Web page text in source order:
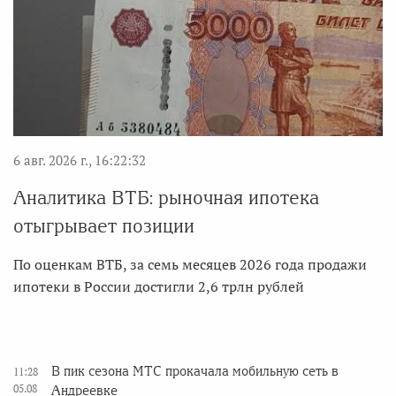
6 авг. 2026 г., 16:22:32
Аналитика ВТБ: рыночная ипотека
отыгрывает позиции
По оценкам ВТБ, за семь месяцев 2026 года продажи
ипотеки в России достигли 2,6 трлн рублей
11:28
05.08
В пик сезона МТС прокачала мобильную сеть в
Андреевке